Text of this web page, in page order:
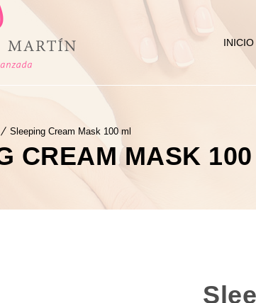
INICIO
Sleeping Cream Mask 100 ml
CREAM MASK